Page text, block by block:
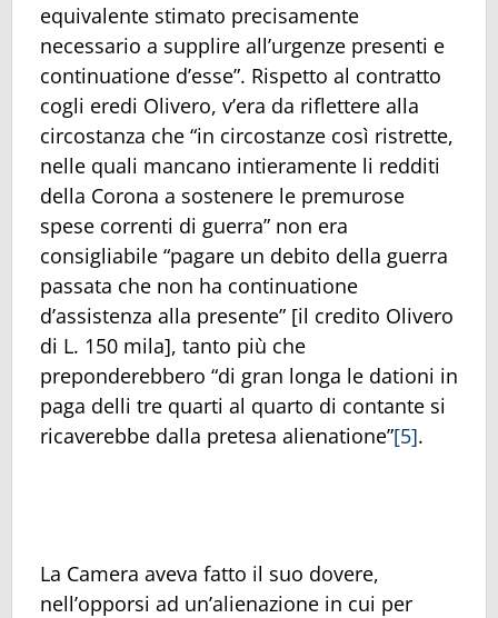
equivalente stimato precisamente
necessario a supplire all’urgenze presenti e
continuatione d’esse”. Rispetto al contratto
cogli eredi Olivero, v’era da riflettere alla
circostanza che “in circostanze così ristrette,
nelle quali mancano intieramente li redditi
della Corona a sostenere le premurose
spese correnti di guerra” non era
consigliabile “pagare un debito della guerra
passata che non ha continuatione
d’assistenza alla presente” [il credito Olivero
di L. 150 mila], tanto più che
preponderebbero “di gran longa le dationi in
paga delli tre quarti al quarto di contante si
ricaverebbe dalla pretesa alienatione”[5].
La Camera aveva fatto il suo dovere,
nell’opporsi ad un’alienazione in cui per